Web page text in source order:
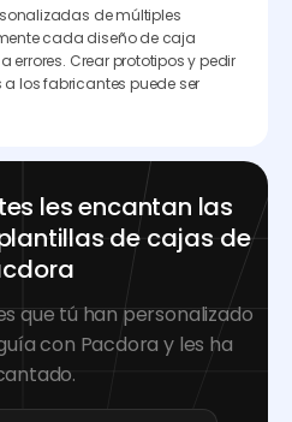
de múltiples
cada diseño de caja
errores. Crear prototipos y pedir
los fabricantes puede ser
les encantan las
de cajas de
que tú han personalizado
con Pacdora y les ha